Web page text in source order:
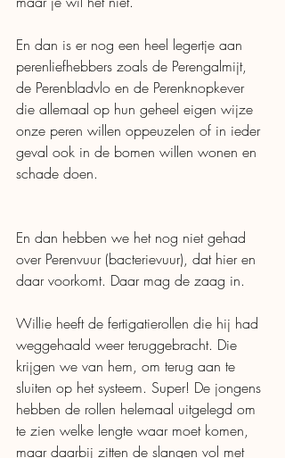
En dan is er nog een heel legertje aan
perenliefhebbers zoals de Perengalmijt,
de Perenbladvlo en de Perenknopkever
die allemaal op hun geheel eigen wijze
onze peren willen oppeuzelen of in ieder
geval ook in de bomen willen wonen en
schade doen.
En dan hebben we het nog niet gehad
over Perenvuur (bacterievuur), dat hier en
daar voorkomt. Daar mag de zaag in.
Willie heeft de fertigatierollen die hij had
weggehaald weer teruggebracht. Die
krijgen we van hem, om terug aan te
sluiten op het systeem. Super! De jongens
hebben de rollen helemaal uitgelegd om
te zien welke lengte waar moet komen,
maar daarbij zitten de slangen vol met